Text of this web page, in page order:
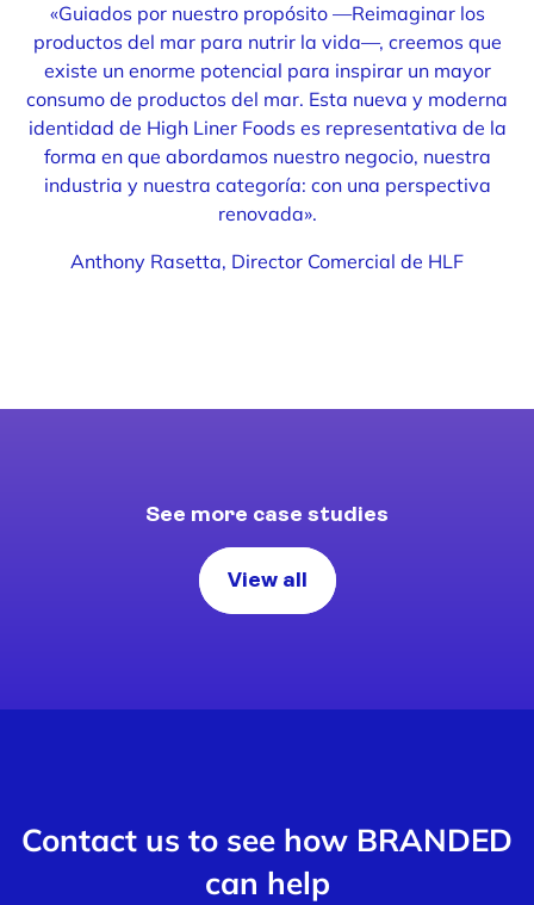
«Guiados por nuestro propósito —Reimaginar los
productos del mar para nutrir la vida—, creemos que
existe un enorme potencial para inspirar un mayor
consumo de productos del mar. Esta nueva y moderna
identidad de High Liner Foods es representativa de la
forma en que abordamos nuestro negocio, nuestra
industria y nuestra categoría: con una perspectiva
renovada».
Anthony Rasetta, Director Comercial de HLF
See more case studies
View all
Contact us to see how BRANDED
can help